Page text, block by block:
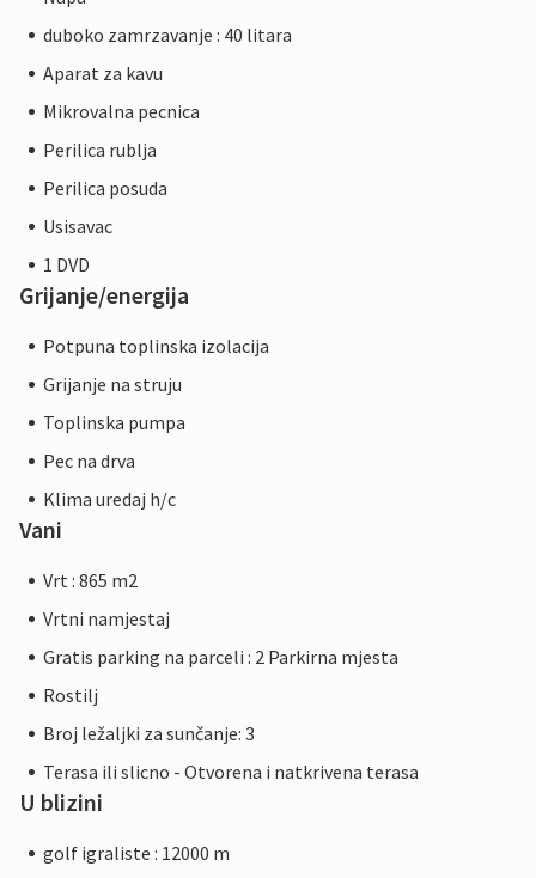
duboko zamrzavanje : 40 litara
Aparat za kavu
Mikrovalna pecnica
Perilica rublja
Perilica posuda
Usisavac
1 DVD
Grijanje/energija
Potpuna toplinska izolacija
Grijanje na struju
Toplinska pumpa
Pec na drva
Klima uredaj h/c
Vani
Vrt : 865 m2
Vrtni namjestaj
Gratis parking na parceli : 2 Parkirna mjesta
Rostilj
Broj ležaljki za sunčanje: 3
Terasa ili slicno - Otvorena i natkrivena terasa
U blizini
golf igraliste : 12000 m